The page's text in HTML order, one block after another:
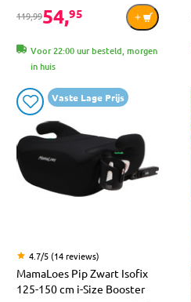
119,9954,95
Voor 22:00 uur besteld, morgen
in huis
Vaste Lage Prijs
4.7/5 (14 reviews)
MamaLoes Pip Zwart Isofix
125-150 cm i-Size Booster